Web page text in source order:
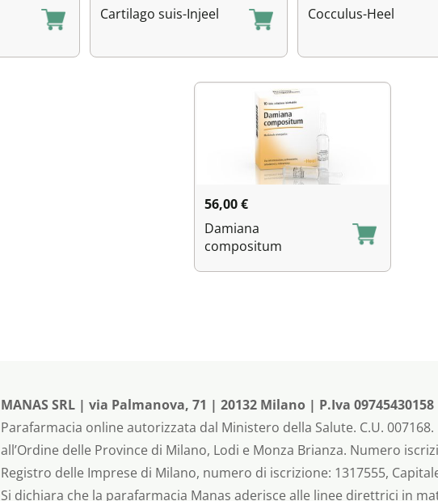
Cartilago suis-Injeel
Cocculus-Heel
56,00€
Damiana
compositum
MANAS SRL | via Palmanova, 71 | 20132 Milano | P.Iva
Parafarmacia online autorizzata dal Ministero della Salute. C.U.
all’Ordine delle Province di Milano, Lodi e Monza Brianza. Numero
Registro delle Imprese di Milano, numero di iscrizione: 1317555,
Si dichiara che la parafarmacia Manas aderisce alle linee direttrici in